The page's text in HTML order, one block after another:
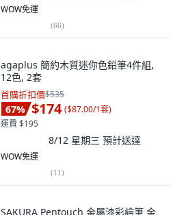
WOW免運
(66)
agaplus 簡約木質迷你色鉛筆4件組,
12色, 2套
首購折扣價$535
67% $174 ($87.00/1套)
運費 $195
8/12 星期三 預計送達
WOW免運
(11)
SAKURA Pentouch 金屬漆彩繪筆 金